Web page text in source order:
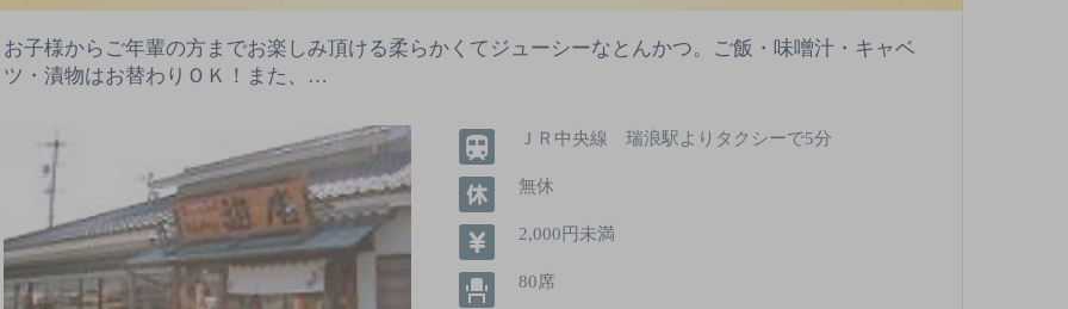
お子様からご年輩の方までお楽しみ頂ける柔らかくてジューシーなとんかつ。ご飯・味噌汁・キャベ
ツ・漬物はお替わりＯＫ！また、…
ＪＲ中央線 瑞浪駅よりタクシーで5分
無休
2,000円未満
80席